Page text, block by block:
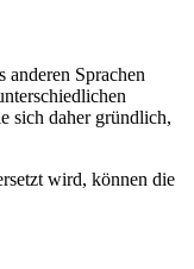
anderen Sprachen
sich daher gründlich,
wird, können die